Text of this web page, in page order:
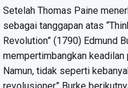
Setelah Thomas Paine
sebagai tanggapan atas
Revolution” (1790) Edmund
mempertimbangkan
Namun, tidak seperti